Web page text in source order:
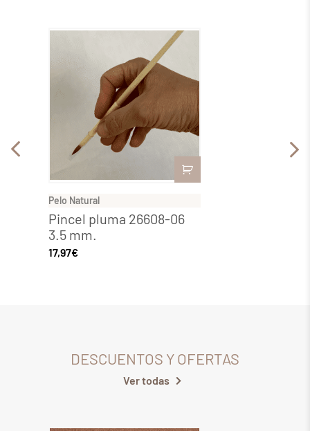
Pelo Natural
Pincel pluma 26608-06
3.5 mm.
17,97€
DESCUENTOS Y OFERTAS
Ver todas